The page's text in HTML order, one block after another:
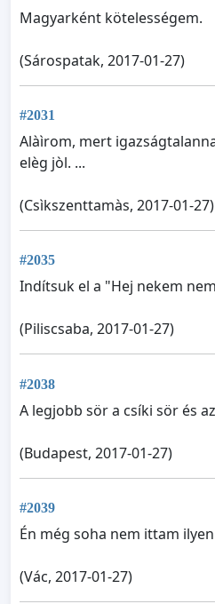
Magyarként kötelességem.
(Sárospatak, 2017-01-27)
#2031
Alàìrom, mert
elèg jòl. ...
(Csìkszenttamàs, 2017-01-27)
#2035
Indítsuk el a "Hej nekem
(Piliscsaba, 2017-01-27)
#2038
A legjobb sör a csíki sör és
(Budapest, 2017-01-27)
#2039
Én még soha nem ittam
(Vác, 2017-01-27)